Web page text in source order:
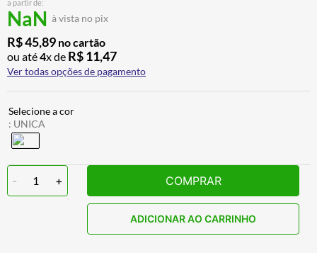
a partir de:
NaN à vista no pix
R$45,89 no cartão
ou até4x de R$11,47
Ver todas opções de pagamento
: UNICA
- 1 + COMPRAR
ADICIONAR AO CARRINHO
º
8º CALÇA
9º AIROH